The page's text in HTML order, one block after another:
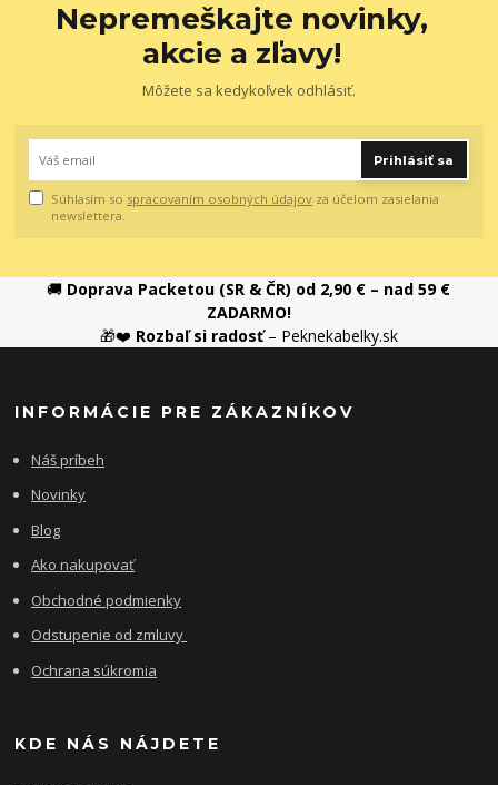
Nepremeškajte novinky,
akcie a zľavy!
Môžete sa kedykoľvek odhlásiť.
Prihlásiť sa
Súhlasím so spracovaním osobných údajov za účelom zasielania
newslettera.
🚚 Doprava Packetou (SR & ČR) od 2,90 € – nad 59 €
ZADARMO!
🎁❤️ Rozbaľ si radosť– Peknekabelky.sk
INFORMÁCIE PRE ZÁKAZNÍKOV
Náš príbeh
Novinky
Blog
Ako nakupovať
Obchodné podmienky
Odstupenie od zmluvy
Ochrana súkromia
KDE NÁS NÁJDETE